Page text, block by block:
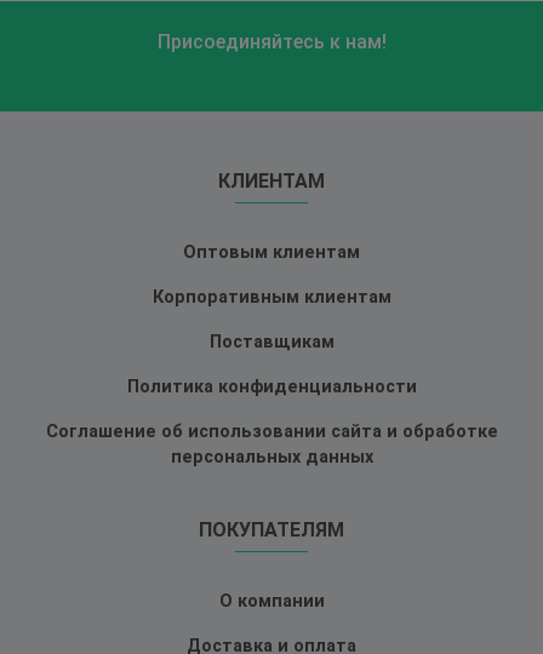
Присоединяйтесь к нам!
КЛИЕНТАМ
Оптовым клиентам
Корпоративным клиентам
Поставщикам
Политика конфиденциальности
Соглашение об использовании сайта и обработке
персональных данных
ПОКУПАТЕЛЯМ
О компании
Доставка и оплата